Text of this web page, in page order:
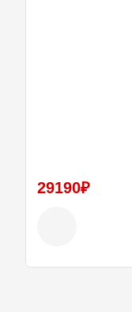
29190₽